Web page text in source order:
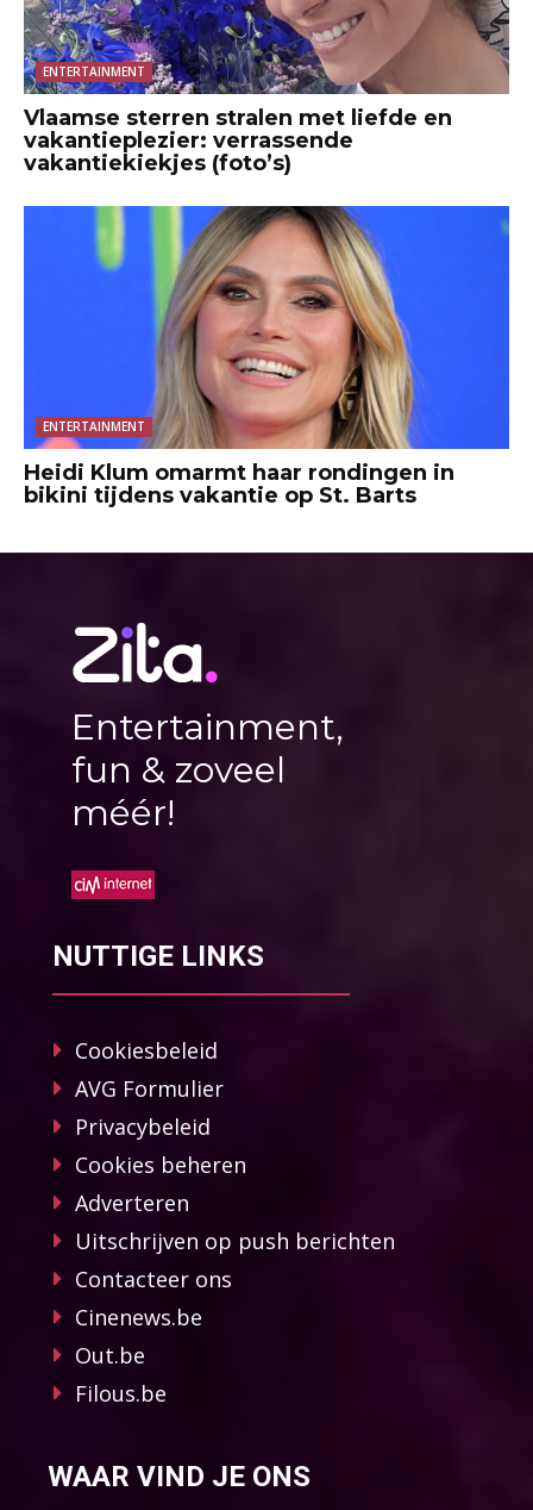
ENTERTAINMENT
Vlaamse sterren stralen met liefde en
vakantieplezier: verrassende
vakantiekiekjes (foto’s)
ENTERTAINMENT
Heidi Klum omarmt haar rondingen in
bikini tijdens vakantie op St. Barts
Entertainment,
fun & zoveel
méér!
NUTTIGE LINKS
Cookiesbeleid
AVG Formulier
Privacybeleid
Cookies beheren
Adverteren
Uitschrijven op push berichten
Contacteer ons
Cinenews.be
Out.be
Filous.be
WAAR VIND JE ONS